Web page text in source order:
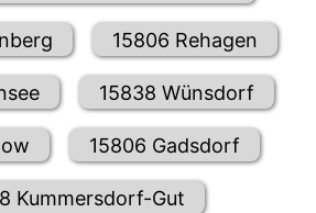
15806 Rehagen
15838 Wünsdorf
15806 Gadsdorf
Kummersdorf-Gut